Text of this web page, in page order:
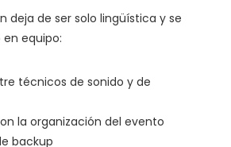
deja de ser solo lingüística y se
equipo:
técnicos de sonido y de
la organización del evento
backup